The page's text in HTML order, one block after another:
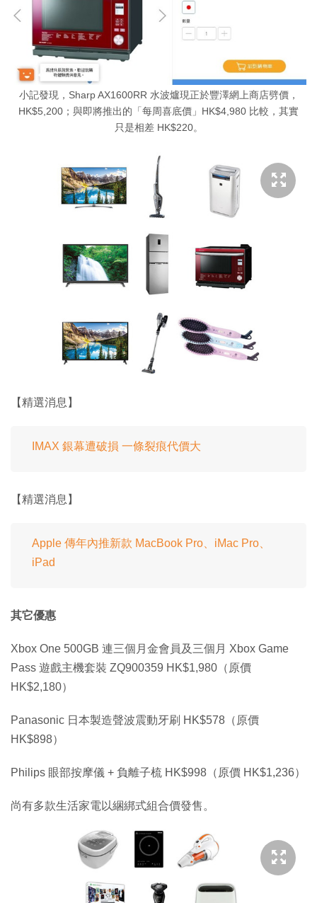
小記發現，Sharp AX1600RR 水波爐現正於豐澤網上商店劈價，
HK$5,200；與即將推出的「每周喜底價」HK$4,980 比較，其實
只是相差 HK$220。
【精選消息】
IMAX 銀幕遭破損 一條裂痕代價大
【精選消息】
Apple 傳年內推新款 MacBook Pro、iMac Pro、
iPad
其它優惠
Xbox One 500GB 連三個月金會員及三個月 Xbox Game
Pass 遊戲主機套裝 ZQ900359 HK$1,980（原價
HK$2,180）
Panasonic 日本製造聲波震動牙刷 HK$578（原價
HK$898）
Philips 眼部按摩儀 + 負離子梳 HK$998（原價 HK$1,236）
尚有多款生活家電以綑綁式組合價發售。